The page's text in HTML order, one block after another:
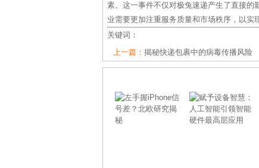
素。这一事件不仅对极兔速递产生了直接的
业需要更加注重服务质量和市场秩序，以实
关键词：
上一篇： 揭秘快递包裹中的病毒传播风险